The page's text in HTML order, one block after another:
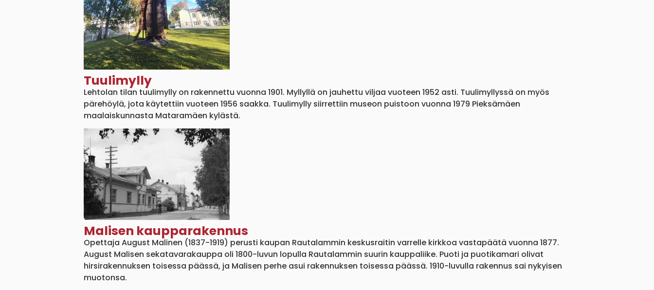
Tuulimylly
Lehtolan tilan tuulimylly on rakennettu vuonna 1901. Myllyllä on jauhettu viljaa vuoteen 1952 asti. Tuulimyllyssä on myös
pärehöylä, jota käytettiin vuoteen 1956 saakka. Tuulimylly siirrettiin museon puistoon vuonna 1979 Pieksämäen
maalaiskunnasta Mataramäen kylästä.
Malisen kaupparakennus
Opettaja August Malinen (1837-1919) perusti kaupan Rautalammin keskusraitin varrelle kirkkoa vastapäätä vuonna 1877.
August Malisen sekatavarakauppa oli 1800-luvun lopulla Rautalammin suurin kauppaliike. Puoti ja puotikamari olivat
hirsirakennuksen toisessa päässä, ja Malisen perhe asui rakennuksen toisessa päässä. 1910-luvulla rakennus sai nykyisen
muotonsa.